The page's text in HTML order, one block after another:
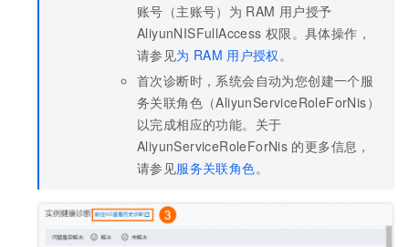
账号（主账号）为 RAM 用户授予
AliyunNISFullAccess 权限。具体操作，
请参见为 RAM 用户授权。
首次诊断时，系统会自动为您创建一个服
务关联角色（AliyunServiceRoleForNis）
以完成相应的功能。关于
AliyunServiceRoleForNis 的更多信息，
请参见服务关联角色。